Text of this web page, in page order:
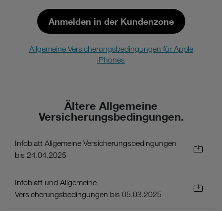
Anmelden in der Kundenzone
Allgemeine Versicherungsbedingungen für Apple
iPhones
Ältere Allgemeine
Versicherungsbedingungen.
Infoblatt Allgemeine Versicherungsbedingungen
bis 24.04.2025
Infoblatt und Allgemeine
Versicherungsbedingungen bis 05.03.2025